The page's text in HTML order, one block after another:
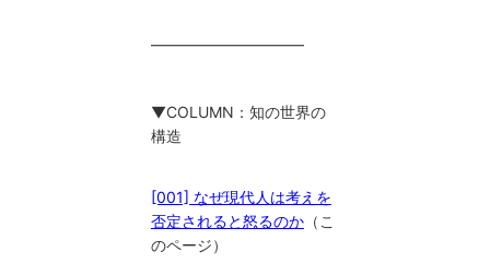
━━━━━━━━━━
▼COLUMN：知の世界の
構造
[001] なぜ現代人は考えを
否定されると怒るのか（こ
のページ）